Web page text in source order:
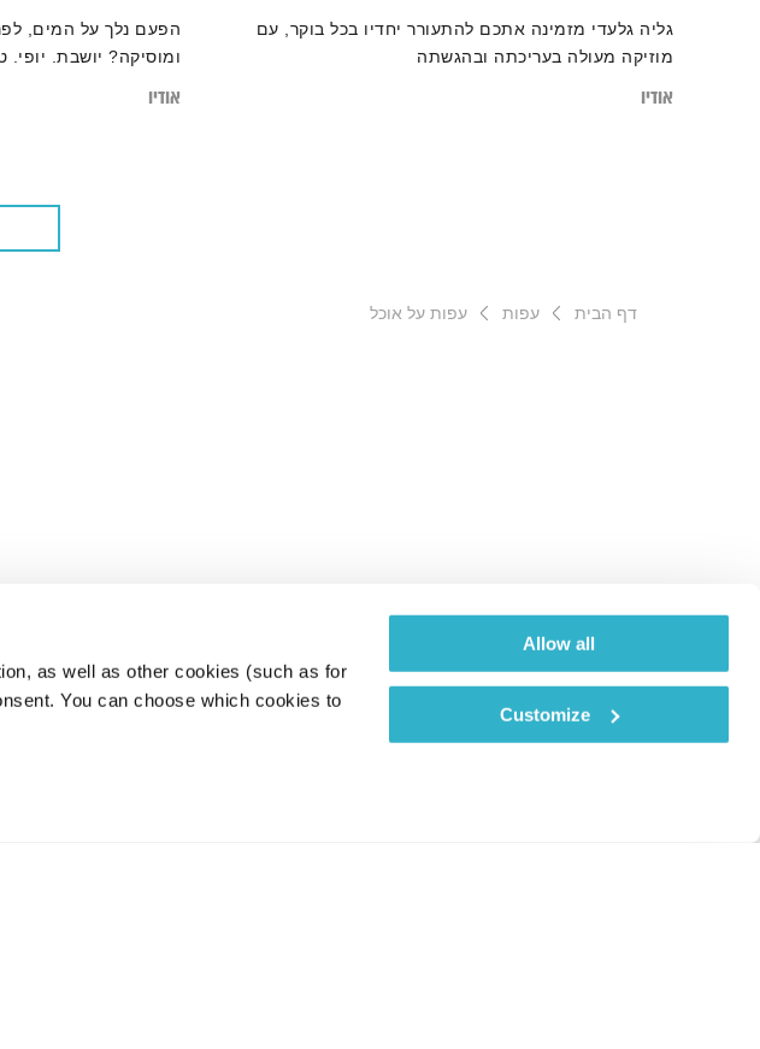
as well as other cookies (such as for
You can choose which cookies to
Allow all
Customize
גליה גלעדי מזמינה אתכם להתעורר יחדיו בכל בוקר, עם
מוזיקה מעולה בעריכתה ובהגשתה
אודיו
הפעם נלך על המים,
ומוסיקה? יושבת. יופי.
אודיו
דף הבית עפות עפות על אוכל